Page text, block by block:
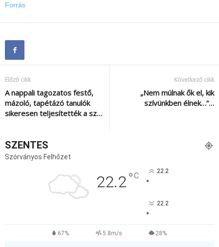
Forrás
Előző cikk
A nappali tagozatos festő,
mázoló, tapétázó tanulók
sikeresen teljesítették a sz…
Következő cikk
„Nem múlnak ők el, kik
szívünkben élnek…”…
SZENTES
Szórványos Felhőzet
22.2°C 22.2
°
22.2
°
67% 5.8m/s 28%